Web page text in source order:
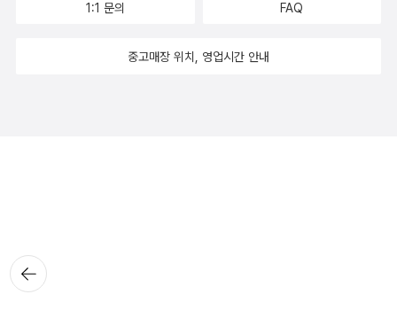
뒤로가
기
1:1 문의 FAQ
중고매장 위치, 영업시간 안내